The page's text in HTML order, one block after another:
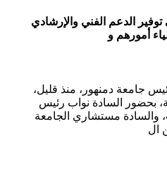
الدعم الفني والإرشادي
أمورهم و
جامعة دمنهور، منذ قليل،
بحضور السادة نواب رئيس
والسادة مستشاري الجامعة
ال